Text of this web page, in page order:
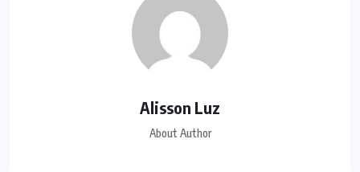
Alisson Luz
About Author